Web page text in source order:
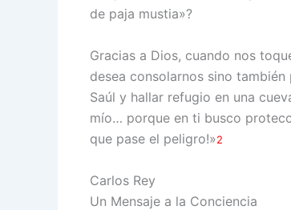
de paja mustia»?
Gracias a Dios, cuando nos
desea consolarnos sino
Saúl y hallar refugio en una
mío… porque en ti busco
que pase el peligro!»2
Carlos Rey
Un Mensaje a la Conciencia